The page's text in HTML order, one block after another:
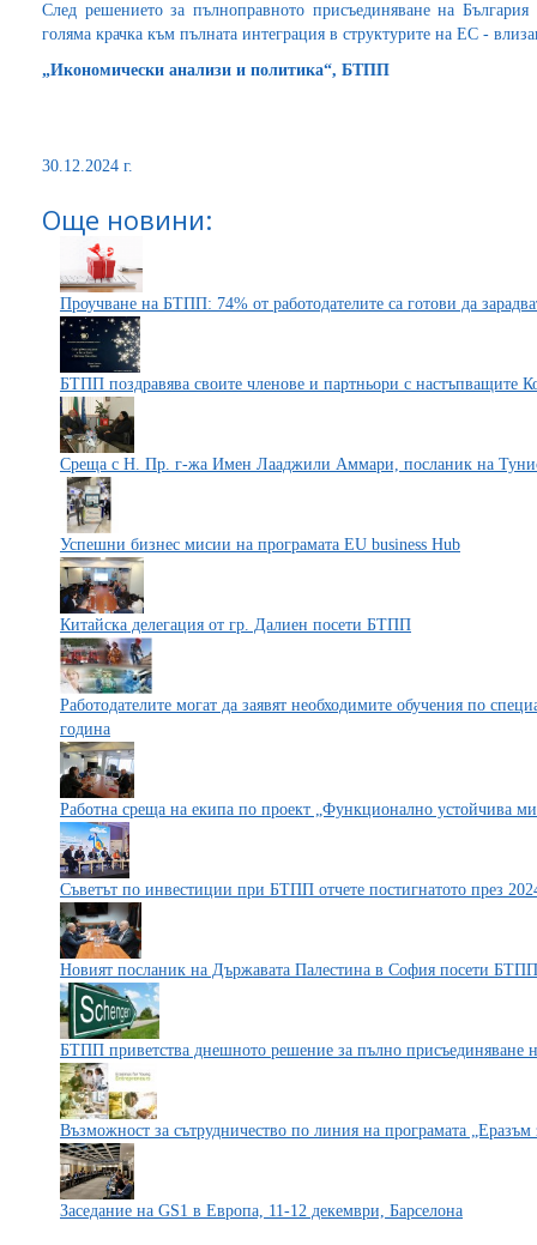
След решението за пълноправното присъединяване на
голяма крачка към пълната интеграция в структурите на ЕС -
„Икономически анализи и политика“, БТПП
30.12.2024 г.
Още новини:
Проучване на БТПП: 74% от работодателите са готови да
БТПП поздравява своите членове и партньори с
Среща с Н. Пр. г-жа Имен Лааджили Аммари, посланик на
Успешни бизнес мисии на програмата EU business Hub
Китайска делегация от гр. Далиен посети БТПП
Работодателите могат да заявят необходимите обучения по
година
Работна среща на екипа по проект „Функционално устойчива
Съветът по инвестиции при БТПП отчете постигнатото през
Новият посланик на Държавата Палестина в София посети БТПП
БТПП приветства днешното решение за пълно присъединяване
Възможност за сътрудничество по линия на програмата
Заседание на GS1 в Европа, 11-12 декември, Барселона